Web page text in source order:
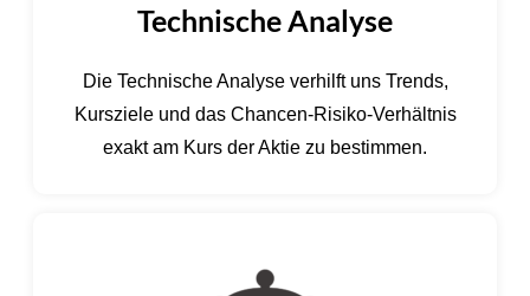
Technische Analyse
Die Technische Analyse verhilft uns Trends,
Kursziele und das Chancen-Risiko-Verhältnis
exakt am Kurs der Aktie zu bestimmen.